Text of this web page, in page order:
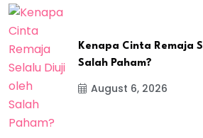
Kenapa Cinta Remaja
Salah Paham?
August 6, 2026